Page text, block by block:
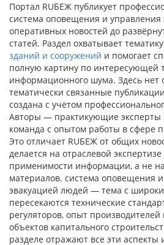
Портал RUБЕЖ публикует
система оповещения и
оперативных новостей до
статей. Раздел охватывает тематику
зданий и сооружений и помогает
полную картину по интересующей
информационного шума. Здесь
тематически связанные
создана с учётом
Авторы — практикующие эксперты
команда с опытом работы в сфере
Это отличает RUБЕЖ от общих
делается на отраслевой
применимости информации, а не
материалов. система оповещения
эвакуацией людей — тема с
пересекаются технические
регуляторов, опыт
объектов капитального
разделе отражают все эти